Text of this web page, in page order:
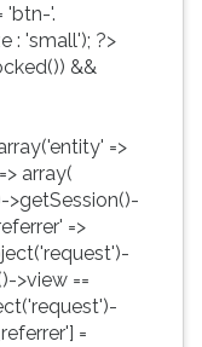
'btn-'.
: 'small'); ?>
&&
=>
array(
>getSession()-
=>
>view ==
=